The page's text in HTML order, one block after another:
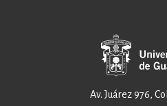
Av. Juárez 976,